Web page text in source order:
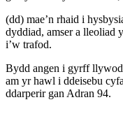
(dd) mae’n rhaid i
dyddiad, amser a lleoliad
i’w trafod.
Bydd angen i gyrff
am yr hawl i ddeisebu
ddarperir gan Adran 94.